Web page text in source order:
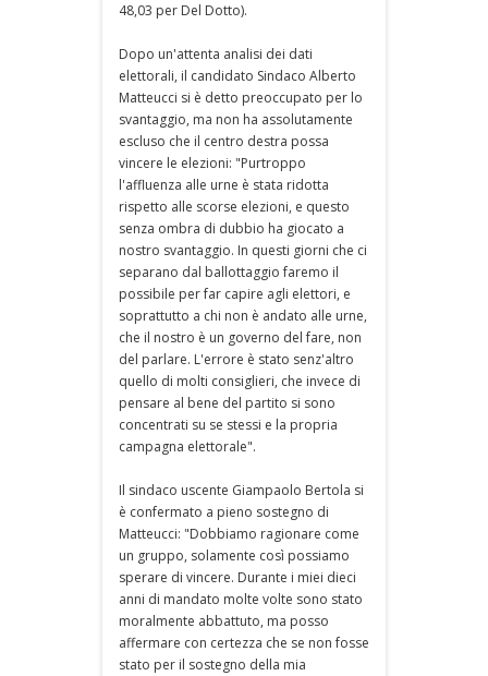
48,03 per Del Dotto).
Dopo un'attenta analisi dei dati
elettorali, il candidato Sindaco Alberto
Matteucci si è detto preoccupato per lo
svantaggio, ma non ha assolutamente
escluso che il centro destra possa
vincere le elezioni: "Purtroppo
l'affluenza alle urne è stata ridotta
rispetto alle scorse elezioni, e questo
senza ombra di dubbio ha giocato a
nostro svantaggio. In questi giorni che ci
separano dal ballottaggio faremo il
possibile per far capire agli elettori, e
soprattutto a chi non è andato alle urne,
che il nostro è un governo del fare, non
del parlare. L'errore è stato senz'altro
quello di molti consiglieri, che invece di
pensare al bene del partito si sono
concentrati su se stessi e la propria
campagna elettorale".
Il sindaco uscente Giampaolo Bertola si
è confermato a pieno sostegno di
Matteucci: "Dobbiamo ragionare come
un gruppo, solamente così possiamo
sperare di vincere. Durante i miei dieci
anni di mandato molte volte sono stato
moralmente abbattuto, ma posso
affermare con certezza che se non fosse
stato per il sostegno della mia